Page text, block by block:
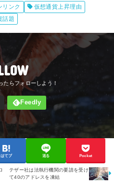
リンク
仮想通貨上昇理由
話題
はてブ 送る Pocket
テザー社は法執行機関の要請を受け
て40のアドレスを凍結